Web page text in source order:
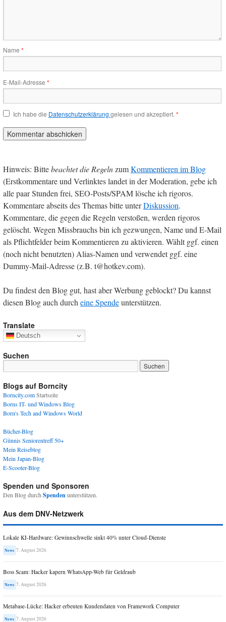
Name *
E-Mail-Adresse *
Ich habe die Datenschutzerklärung gelesen und akzeptiert. *
Hinweis: Bittebeachtet die RegelnzumKommentieren im Blog
(Erstkommentare und Verlinktes landet in der Moderation, gebe ich
alle paar Stunden frei, SEO-Posts/SPAM lösche ich rigoros.
Kommentare abseits des Themas bitte unterDiskussion.
Kommentare, die gegen die Regeln verstoßen, werden rigoros
gelöscht. Wegen Missbrauchs bin ich gezwungen, Name und E-Mail
als Pflichtfelder beim Kommentieren zu aktivieren. Wählt ggf. einen
(noch nicht benutzten) Alias-Namen und verwendet ggf. eine
Dummy-Mail-Adresse (z.B. t@hotkev.com).
Du findest den Blog gut, hast aber Werbung geblockt? Du kannst
diesen Blog auch durcheine Spendeunterstützen.
Translate
Deutsch
Suchen
Blogs auf Borncity
Borncity.comStartseite
Borns IT- und Windows Blog
Born's Tech and Windows World
Bücher-Blog
Günnis Seniorentreff 50+
Mein Reiseblog
Mein Japan-Blog
E-Scooter-Blog
Spenden und Sponsoren
Den Blog durchSpendenunterstützen.
Aus dem DNV-Netzwerk
Lokale KI-Hardware: Gewinnschwelle sinkt 40% unter Cloud-Dienste
News 7. August 2026
Boss Scam: Hacker kapern WhatsApp-Web für Geldraub
News 7. August 2026
Metabase-Lücke: Hacker erbeuten Kundendaten von Framework Computer
News 7. August 2026